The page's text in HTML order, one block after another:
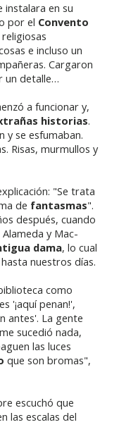
instalara en su
por el Convento
religiosas
e incluso un
Cargaron
un detalle…
a funcionar y,
historias.
y se esfumaban.
Risas, murmullos y
"Se trata
de fantasmas".
después, cuando
y Mac-
dama, lo cual
nuestros días.
como
'¡aquí penan!',
antes'. La gente
sucedió nada,
las luces
que son bromas",
escuchó que
las escalas del